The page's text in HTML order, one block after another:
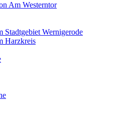
Am Westerntor
Stadtgebiet Wernigerode
Harzkreis